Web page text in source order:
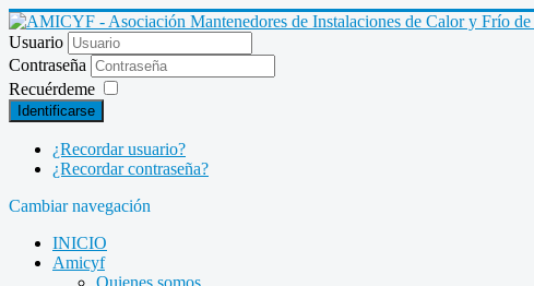
Usuario
Contraseña
Recuérdeme
Identificarse
¿Recordar usuario?
¿Recordar contraseña?
Cambiar navegación
INICIO
Amicyf
Quienes somos